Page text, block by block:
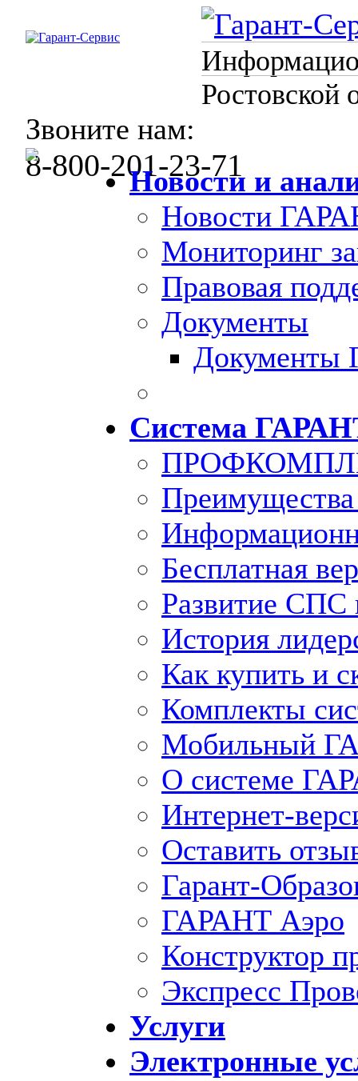
Ростовской
Звоните нам:
8-800-201-23-71
Новости и
Новости
Мониторинг
Правовая
Документы
Документы
Система
Бесплатная
Развитие СПС
История
Как купить и
Комплекты
Мобильный
О системе
Интернет-
Оставить
Гарант-
ГАРАНТ Аэро
Конструктор
Экспресс
Услуги
Электронные